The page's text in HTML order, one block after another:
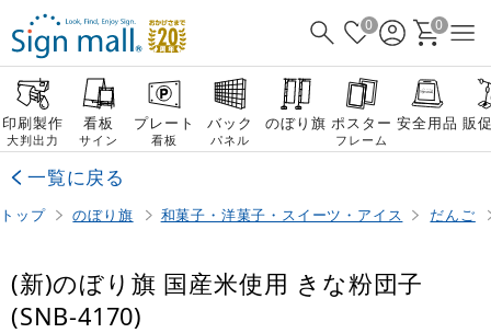
0 0
印刷製作
大判出力
看板
サイン
プレート
看板
バック
パネル
のぼり旗 ポスター
フレーム
安全用品 販
一覧に戻る
トップ のぼり旗 和菓子・洋菓子・スイーツ・アイス だんご
(新)のぼり旗 国産米使用 きな粉団子
(SNB-4170)